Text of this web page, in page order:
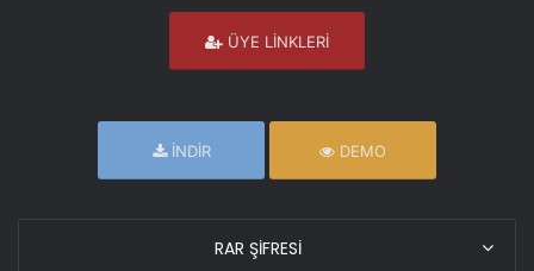
ÜYE LİNKLERİ
İNDİR DEMO
RAR ŞİFRESİ